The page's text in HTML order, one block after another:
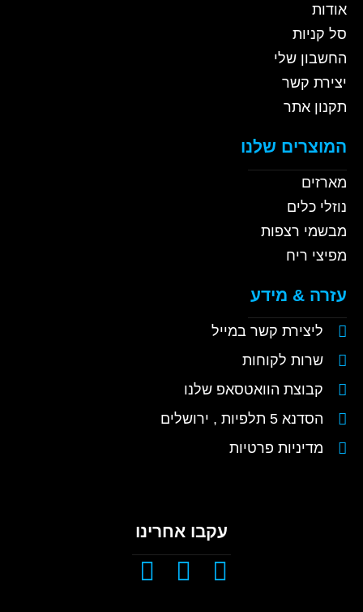
אודות
סל קניות
החשבון שלי
יצירת קשר
תקנון אתר
המוצרים שלנו
מארזים
נוזלי כלים
מבשמי רצפות
מפיצי ריח
עזרה & מידע
ליצירת קשר במייל
שרות לקוחות
קבוצת הוואטסאפ שלנו
הסדנא 5 תלפיות , ירושלים
מדיניות פרטיות
עקבו אחרינו